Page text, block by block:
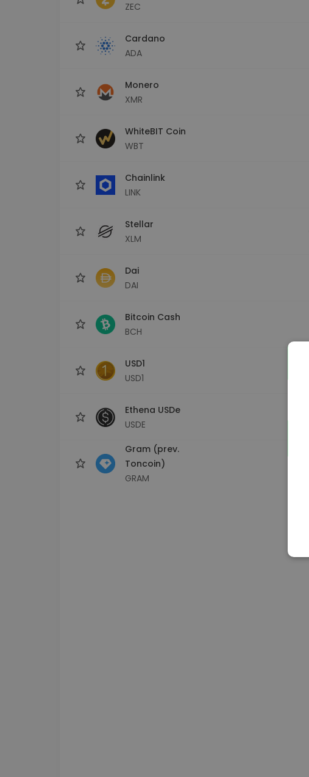
ZEC
Cardano
ADA
Monero
XMR
WhiteBIT Coin
WBT
Chainlink
LINK
Stellar
XLM
Dai
DAI
Bitcoin Cash
BCH
USD1
USD1
Ethena USDe
USDE
Gram (prev.
Toncoin)
GRAM